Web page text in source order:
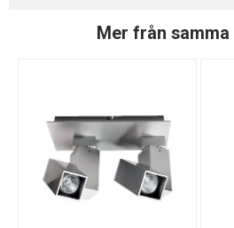
Mer från